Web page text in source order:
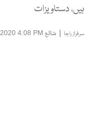
ہیں، دستاویزات
سرفراز راجا | شائع 4:08 PM